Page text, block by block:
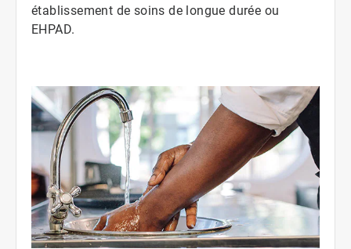
établissement de soins de longue durée ou
EHPAD.